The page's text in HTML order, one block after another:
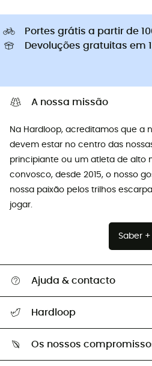
Portes grátis a partir de
Devoluções gratuitas em
A nossa missão
Na Hardloop, acreditamos que a
devem estar no centro das
principiante ou um atleta de alto
convosco, desde 2015, o nosso
nossa paixão pelos trilhos
jogar.
Saber +
Ajuda & contacto
Guia de tamanhos
Hardloop
Os nossos